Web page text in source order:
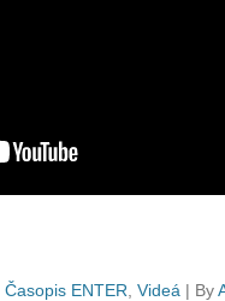
Časopis ENTER Videá | By